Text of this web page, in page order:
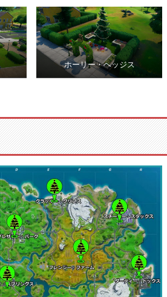
ホーリー・ヘッジス